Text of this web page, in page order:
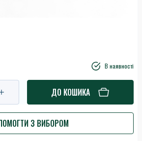
В наявності
ДО КОШИКА
З ВИБОРОМ